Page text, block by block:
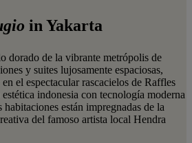
in Yakarta
dorado de la vibrante metrópolis de
y suites lujosamente espaciosas,
el espectacular rascacielos de Raffles
indonesia con tecnología moderna
están impregnadas de la
del famoso artista local Hendra